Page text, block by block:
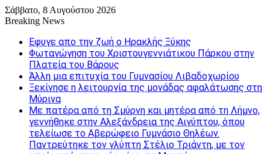
Σάββατο, 8 Αυγούστου 2026
Breaking News
Εφυγε απο την ζωή o Ηρακλής Ξύκης
Φωταγώγηση του Χριστουγεννιάτικου Πάρκου στην
Πλατεία του Βάρους
Άλλη μια επιτυχία του Γυμνασίου Λιβαδοχωρίου
Ξεκίνησε η λειτουργία της μονάδας αφαλάτωσης στη
Μύρινα
Με πατέρα από τη Σμύρνη και μητέρα από τη Λήμνο,
γεννήθηκε στην Αλεξάνδρεια της Αιγύπτου, όπου
τελείωσε το Αβερώφειο Γυμνάσιο Θηλέων.
Παντρεύτηκε τον γλύπτη Στέλιο Τριάντη, με τον